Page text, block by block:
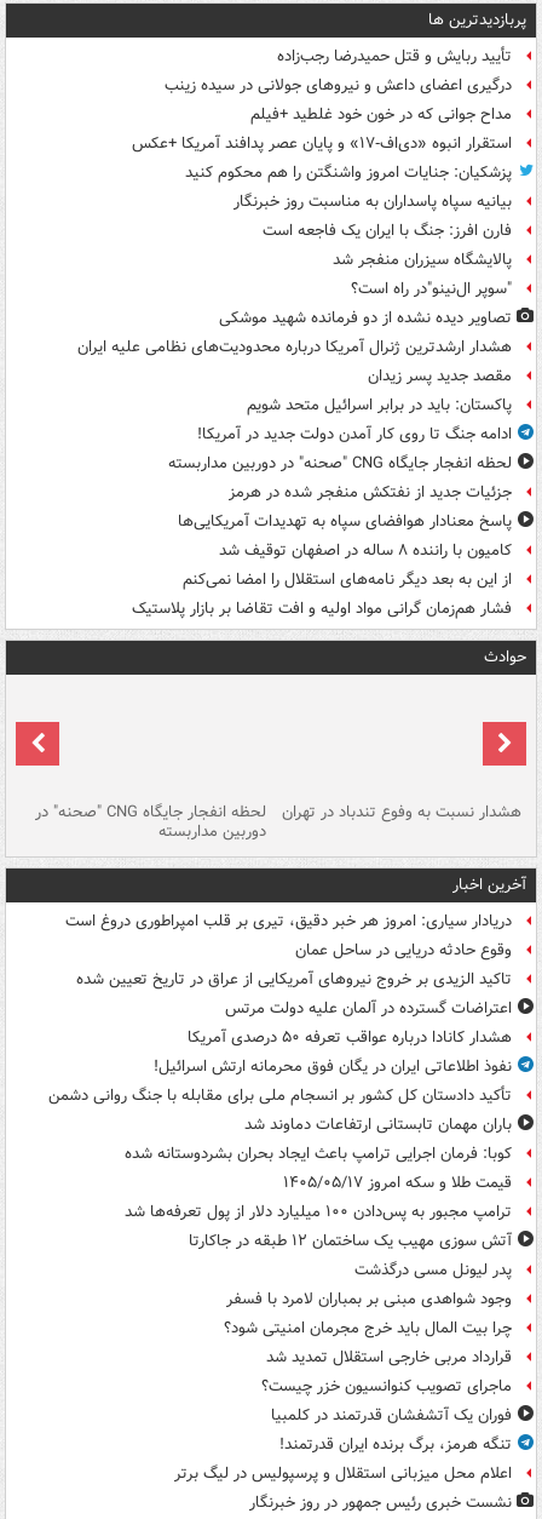
پربازدیدترین ها
تأیید ربایش و قتل حمیدرضا رجب‌زاده
درگیری اعضای داعش و نیروهای جولانی در سیده زینب
مداح جوانی که در خون خود غلطید +فیلم
استقرار انبوه «دی‌اف‑۱۷» و پایان عصر پدافند آمریکا +عکس
پزشکیان: جنایات امروز واشنگتن را هم محکوم کنید
بیانیه سپاه پاسداران به مناسبت روز خبرنگار
فارن افرز: جنگ با ایران یک فاجعه است
پالایشگاه سیزران منفجر شد
"سوپر ال‌نینو"در راه است؟
تصاویر دیده‌ نشده از دو فرمانده شهید موشکی
هشدار ارشدترین ژنرال آمریکا درباره محدودیت‌های نظامی علیه ایران
مقصد جدید پسر زیدان
پاکستان: باید در برابر اسرائیل متحد شویم
ادامه جنگ تا روی کار آمدن دولت جدید در آمریکا!
لحظه انفجار جایگاه CNG "صحنه" در دوربین مداربسته
جزئیات جدید از نفتکش منفجر شده در هرمز
پاسخ معنادار هوافضای سپاه به تهدیدات آمریکایی‌ها
کامیون با راننده ۸ ساله در اصفهان توقیف شد
از این به بعد دیگر نامه‌های استقلال را امضا نمی‌کنم
فشار هم‌زمان گرانی مواد اولیه و افت تقاضا بر بازار پلاستیک
حوادث
هشدار نسبت به وفوع تندباد در تهران لحظه انفجار جایگاه CNG "صحنه" در
دوربین مداربسته
آخرین اخبار
دریادار سیاری: امروز هر خبر دقیق، تیری بر قلب امپراطوری دروغ است
وقوع حادثه دریایی در ساحل عمان
تاکید الزیدی بر خروج نیروهای آمریکایی از عراق در تاریخ تعیین شده
اعتراضات گسترده در آلمان علیه دولت مرتس
هشدار کانادا درباره عواقب تعرفه ۵۰ درصدی آمریکا
نفوذ اطلاعاتی ایران در یگان فوق محرمانه ارتش اسرائیل!
تأکید دادستان کل کشور بر انسجام ملی برای مقابله با جنگ روانی دشمن
باران مهمان تابستانی ارتفاعات دماوند شد
کوبا: فرمان اجرایی ترامپ باعث ایجاد بحران بشردوستانه شده
قیمت طلا و سکه امروز ۱۴۰۵/۰۵/۱۷
ترامپ مجبور به پس‌دادن ۱۰۰ میلیارد دلار از پول تعرفه‌ها شد
آتش سوزی مهیب یک ساختمان ۱۲ طبقه در جاکارتا
پدر لیونل مسی درگذشت
وجود شواهدی مبنی بر بمباران لامرد با فسفر
چرا بیت المال باید خرج مجرمان امنیتی شود؟
قرارداد مربی خارجی استقلال تمدید شد
ماجرای تصویب کنوانسیون خزر چیست؟
فوران یک آتشفشان قدرتمند در کلمبیا
تنگه هرمز، برگ برنده ایران قدرتمند!
اعلام محل میزبانی استقلال و پرسپولیس در لیگ برتر
نشست خبری رئیس جمهور در روز خبرنگار